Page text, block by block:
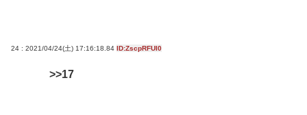
24 : 2021/04/24(土) 17:16:18.84 ID:ZscpRFUI0
>>17